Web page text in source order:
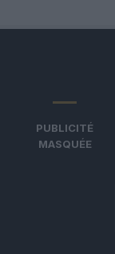
PUBLICITÉ
MASQUÉE